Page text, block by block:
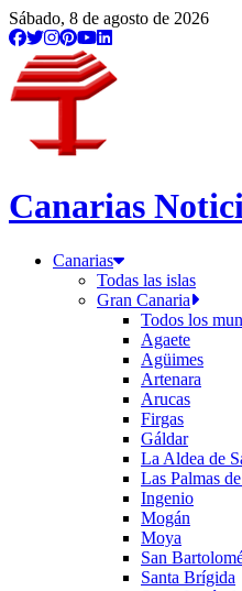
Sábado, 8 de agosto de 2026
Canarias
Canarias
Todas las islas
Gran Canaria
Todos los
Agaete
Agüimes
Artenara
Arucas
Firgas
Gáldar
La Aldea de
Las Palmas
Ingenio
Mogán
Moya
San
Santa Brígida
/etiqueta/bnr-nc